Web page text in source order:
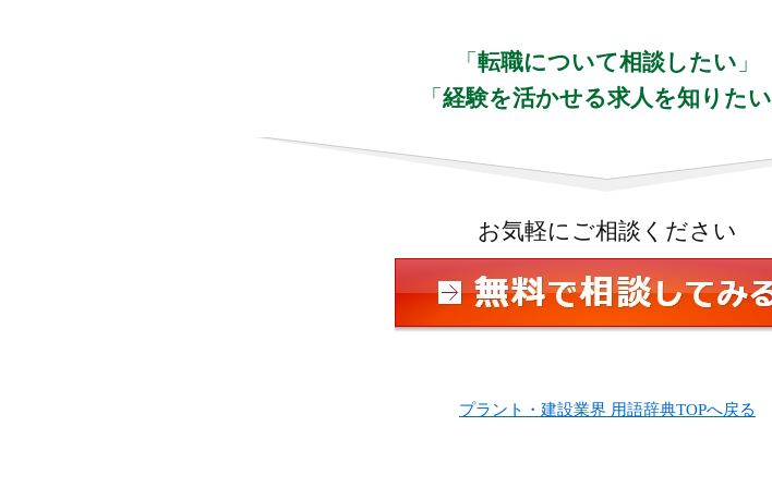
「 転職について相談したい 」
「 経験を活かせる求人を知りたい
お気軽にご相談ください
プラント・建設業界 用語辞典TOPへ戻る